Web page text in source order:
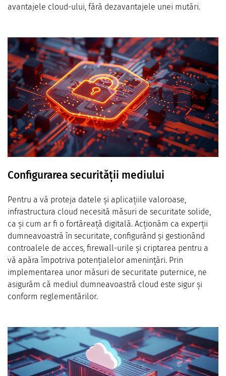
avantajele cloud-ului, fără dezavantajele unei mutări.
Configurarea securității mediului
Pentru a vă proteja datele și aplicațiile valoroase,
infrastructura cloud necesită măsuri de securitate solide,
ca și cum ar fi o fortăreață digitală. Acționăm ca experții
dumneavoastră în securitate, configurând și gestionând
controalele de acces, firewall-urile și criptarea pentru a
vă apăra împotriva potențialelor amenințări. Prin
implementarea unor măsuri de securitate puternice, ne
asigurăm că mediul dumneavoastră cloud este sigur și
conform reglementărilor.